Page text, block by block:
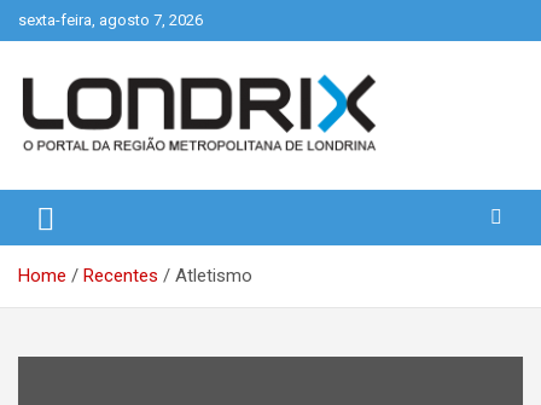
to
sexta-feira, agosto 7, 2026
Londrix
Home Recentes Atletismo